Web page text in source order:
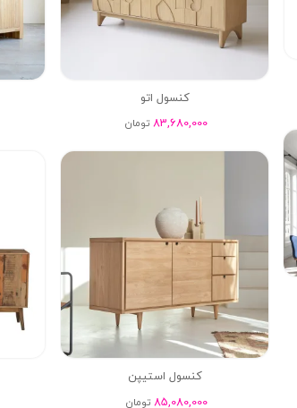
کنسول اتو
83,680,000 تومان
کنسول استیپن
85,080,000 تومان